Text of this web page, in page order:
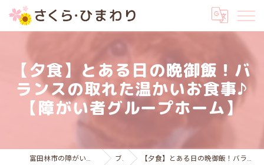
【夕食】とある日の晩御飯！バ
ランスの取れた温かいお食事♪
【障がい者グループホーム】
富田林市の障がい者グループホームはさくら・ひまわり ブログ 【夕食】とある日の晩御飯！バランスの取れた温かいお食事♪【障がい者グループホーム】